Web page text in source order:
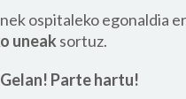
ospitaleko egonaldia
uneak sortuz.
Parte hartu!